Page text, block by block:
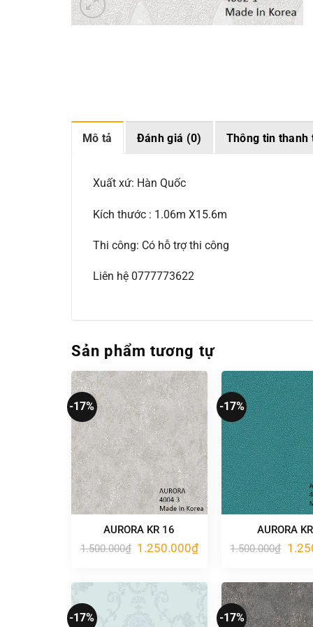
Mô tả Đánh giá (0) Thông tin thanh
Xuất xứ: Hàn Quốc
Kích thước : 1.06m X15.6m
Thi công: Có hỗ trợ thi công
Liên hệ 0777773622
Sản phẩm tương tự
-17%
AURORA KR 16
1.500.000₫ Giá
1.250.000₫Giá
1.250.000₫.
-17%
AURORA
1.500.000₫ Giá
-17% -17%